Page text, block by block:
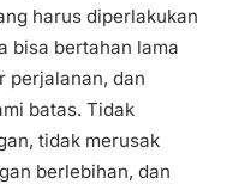
harus diperlakukan
bisa bertahan lama
perjalanan, dan
batas. Tidak
tidak merusak
berlebihan, dan